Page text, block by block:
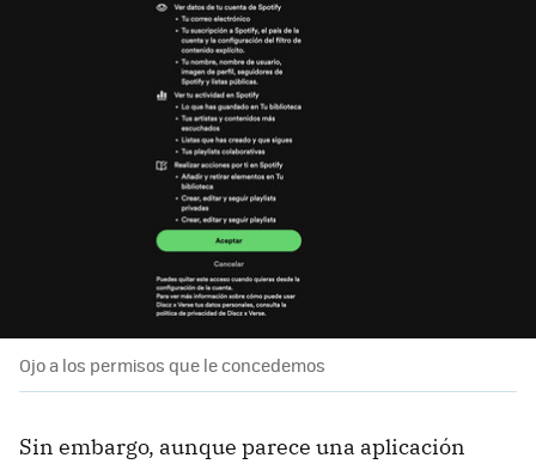
Ojo a los permisos que le concedemos
Sin embargo, aunque parece una aplicación